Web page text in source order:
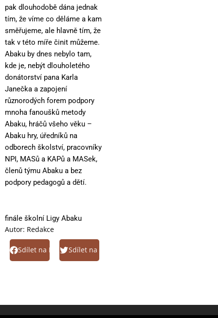
pak dlouhodobě dána jednak
tím, že víme co děláme a kam
směřujeme, ale hlavně tím, že
tak v této míře činit můžeme.
Abaku by dnes nebylo tam,
kde je, nebýt dlouholetého
donátorství pana Karla
Janečka a zapojení
různorodých forem podpory
mnoha fanoušků metody
Abaku, hráčů všeho věku –
Abaku hry, úředníků na
odborech školství, pracovníky
NPI, MASů a KAPů a MASek,
členů týmu Abaku a bez
podpory pedagogů a dětí.
finále školní Ligy Abaku
Autor: Redakce
Sdílet na FacebookSdílet na Twitter